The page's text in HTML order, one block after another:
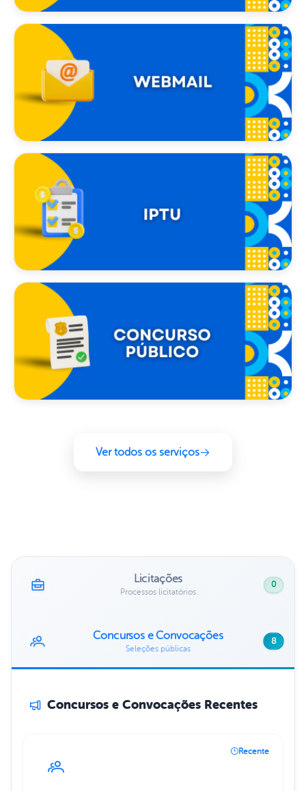
Ver todos os serviços
Licitações
Processos licitatórios
0
Concursos e Convocações
Seleções públicas
8
Concursos e Convocações Recentes
Recente